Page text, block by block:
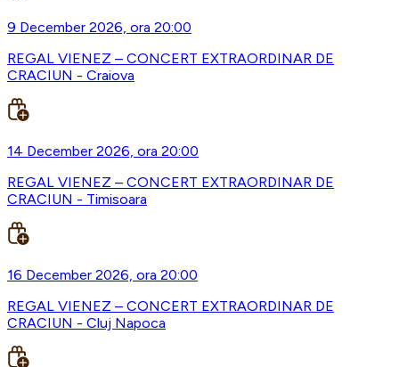
9 December 2026, ora 20:00
REGAL VIENEZ – CONCERT EXTRAORDINAR DE
CRACIUN - Craiova
14 December 2026, ora 20:00
REGAL VIENEZ – CONCERT EXTRAORDINAR DE
CRACIUN - Timisoara
16 December 2026, ora 20:00
REGAL VIENEZ – CONCERT EXTRAORDINAR DE
CRACIUN - Cluj Napoca